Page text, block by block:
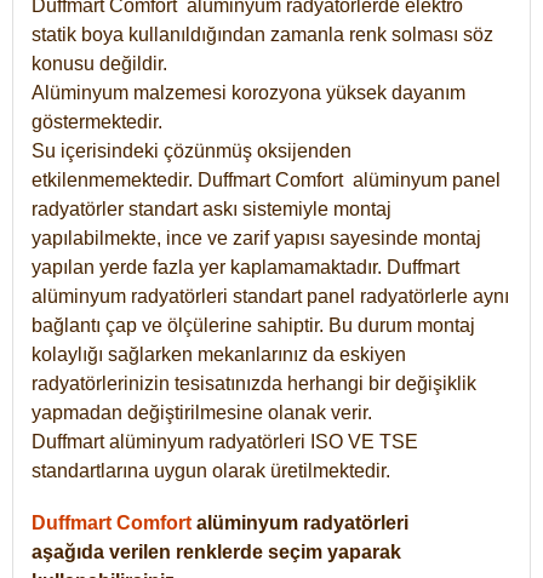
DuffmartComfort alüminyum radyatörlerde elektro
statik boya kullanıldığından zamanla renk solması söz
konusu değildir.
Alüminyum malzemesi korozyona yüksek dayanım
göstermektedir.
Su içerisindeki çözünmüş oksijenden
etkilenmemektedir. DuffmartComfort alüminyum panel
radyatörler standart askı sistemiyle montaj
yapılabilmekte, ince ve zarif yapısı sayesinde montaj
yapılan yerde fazla yer kaplamamaktadır. Duffmart
alüminyum radyatörleri standart panel radyatörlerle aynı
bağlantı çap ve ölçülerine sahiptir. Bu durum montaj
kolaylığı sağlarken mekanlarınız da eskiyen
radyatörlerinizin tesisatınızda herhangi bir değişiklik
yapmadan değiştirilmesine olanak verir.
Duffmart alüminyum radyatörleri ISO VE TSE
standartlarına uygun olarak üretilmektedir.
Duffmart Comfort alüminyum radyatörleri
aşağıda verilen renklerde seçim yaparak